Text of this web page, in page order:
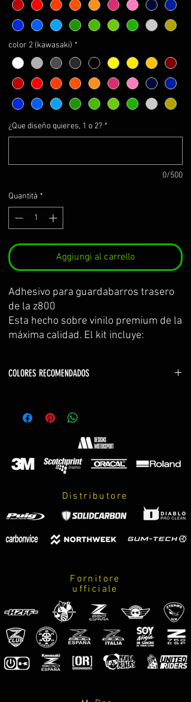
color 2 (kawasaki) *
¿Que diseño quieres, 1 o 2? *
0/500
Quantità *
Aggiungi al carrello
Adhesivo para guardabarros trasero
de la z800
Esta hecho sobre vinilo premium de la
máxima calidad. El kit incluye:
Logos prefijados
*MIRAR AMPLIACIÓN DE
INFORMACIÓN A PIE DE PÁGINA*
COLORES RECOMENDADOS
decoración existente
color 2 (kawasaki) blanco (white) o negro (black)
Distributore
Fornitore
ufficiale